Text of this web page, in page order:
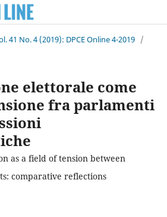
41 No. 4 (2019): DPCE Online 4-2019 /
elettorale come
fra parlamenti
as a field of tension between
comparative reflections